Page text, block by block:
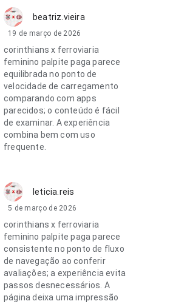
beatriz.vieira
19 de março de 2026
corinthians x ferroviaria
feminino palpite paga parece
equilibrada no ponto de
velocidade de carregamento
comparando com apps
parecidos; o conteúdo é fácil
de examinar. A experiência
combina bem com uso
frequente.
leticia.reis
5 de março de 2026
corinthians x ferroviaria
feminino palpite paga parece
consistente no ponto de fluxo
de navegação ao conferir
avaliações; a experiência evita
passos desnecessários. A
página deixa uma impressão